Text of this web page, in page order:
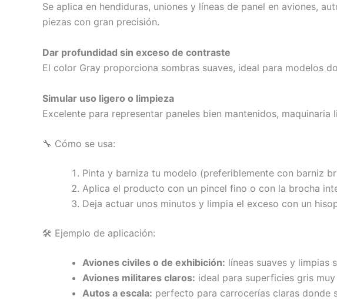
Se aplica en hendiduras, uniones y líneas de panel en aviones,
piezas con gran precisión.
Dar profundidad sin exceso de contraste
El color Gray proporciona sombras suaves, ideal para modelos
Simular uso ligero o limpieza
Excelente para representar paneles bien mantenidos,
🔧 Cómo se usa:
Pinta y barniza tu modelo (preferiblemente con barniz
Aplica el producto con un pincel fino o con la brocha
Deja actuar unos minutos y limpia el exceso con un
🛠 Ejemplo de aplicación:
Aviones civiles o de exhibición: líneas suaves y limpias
Aviones militares claros: ideal para superficies gris
Autos a escala: perfecto para carrocerías claras donde